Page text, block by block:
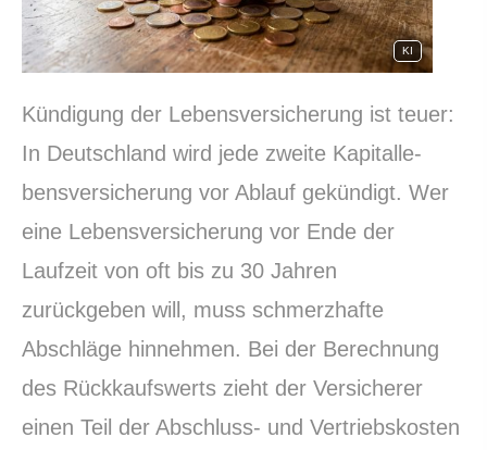
KI
Kündigung der Lebensversicherung ist teuer:
In Deutschland wird jede zweite Ka­pi­tal­le­
bens­ver­si­che­rung vor Ablauf gekündigt. Wer
eine Lebensversicherung vor Ende der
Laufzeit von oft bis zu 30 Jahren
zurückgeben will, muss schmerzhafte
Abschläge hinnehmen. Bei der Berechnung
des Rückkaufswerts zieht der Versicherer
einen Teil der Abschluss- und Vertriebskosten